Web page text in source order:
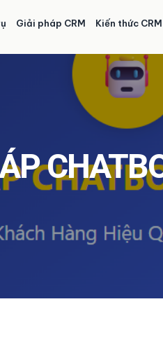
Giải pháp CRM Kiến thức CRM